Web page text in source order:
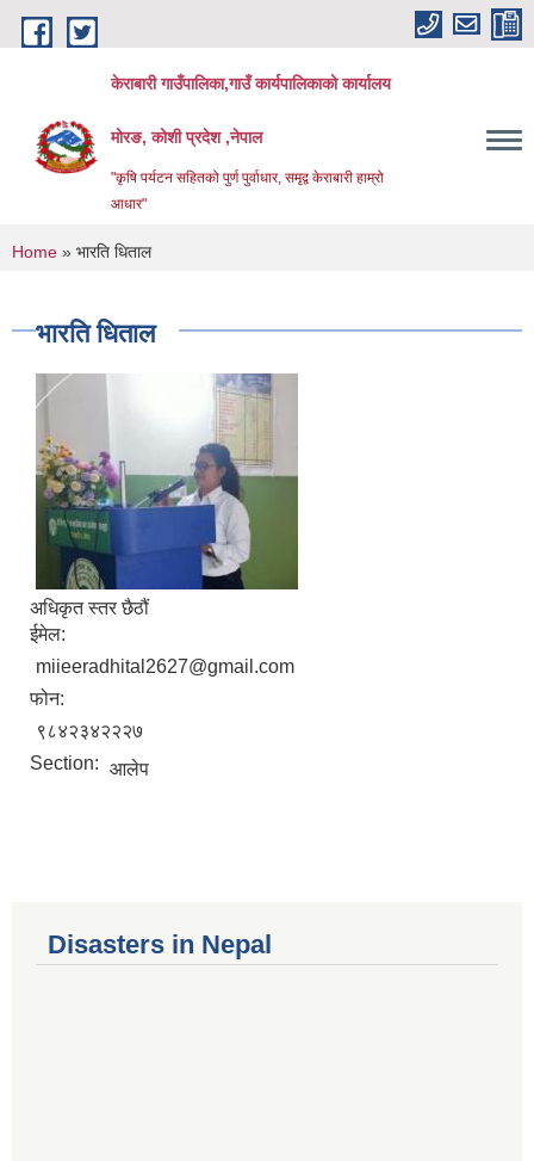
Skip to main content
केराबारी गाउँपालिका,गाउँ कार्यपालिकाको कार्यालय
मोरङ, कोशी प्रदेश ,नेपाल
"कृषि पर्यटन सहितको पुर्ण पुर्वाधार, समृद्व केराबारी हाम्रो
आधार"
You are here
Home » भारति धिताल
भारति धिताल
अधिकृत स्तर छैठौं
ईमेल:
miieeradhital2627@gmail.com
फोन:
९८४२३४२२२७
Section: आलेप
Disasters in Nepal